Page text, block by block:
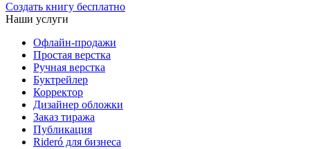
Создать книгу бесплатно
Наши услуги
Офлайн-продажи
Простая верстка
Ручная верстка
Буктрейлер
Корректор
Дизайнер обложки
Заказ тиража
Публикация
Rideró для бизнеса